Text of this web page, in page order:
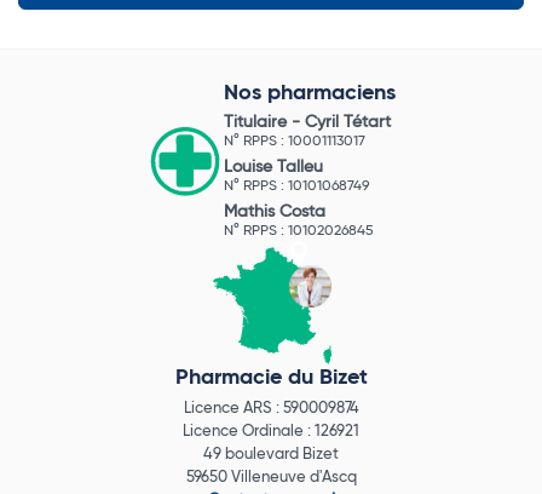
Nos pharmaciens
Titulaire - Cyril Tétart
N° RPPS : 10001113017
Louise Talleu
N° RPPS : 10101068749
Mathis Costa
N° RPPS : 10102026845
Pharmacie du Bizet
Licence ARS : 590009874
Licence Ordinale : 126921
49 boulevard Bizet
59650 Villeneuve d'Ascq